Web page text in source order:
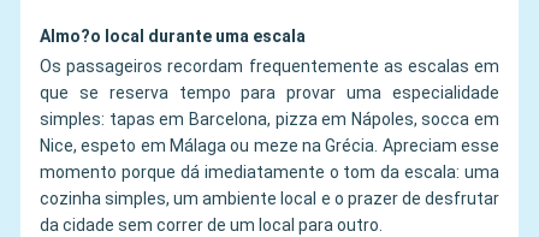
Almo?o local durante uma escala
Os passageiros recordam frequentemente as escalas em
que se reserva tempo para provar uma especialidade
simples: tapas em Barcelona, pizza em Nápoles, socca em
Nice, espeto em Málaga ou meze na Grécia. Apreciam esse
momento porque dá imediatamente o tom da escala: uma
cozinha simples, um ambiente local e o prazer de desfrutar
da cidade sem correr de um local para outro.